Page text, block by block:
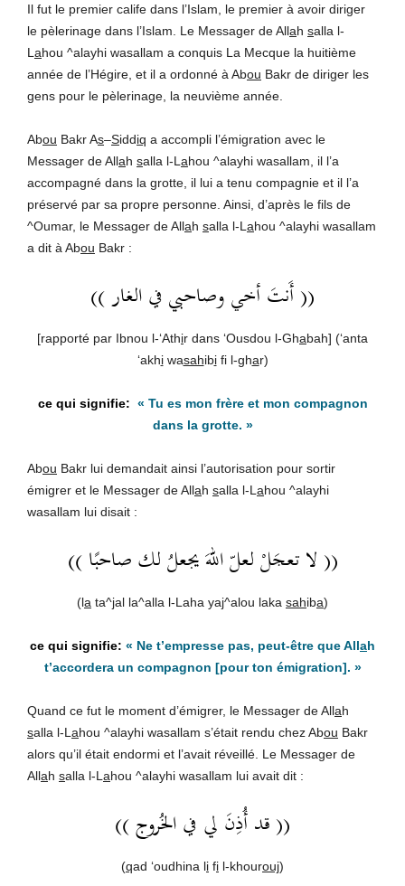
Il fut le premier calife dans l’Islam, le premier à avoir diriger
le pèlerinage dans l’Islam. Le Messager de Allah salla l-
L ahou ^alayhi wasallam a conquis La Mecque la huitième
année de l’Hégire, et il a ordonné à Abou Bakr de diriger les
gens pour le pèlerinage, la neuvième année.
Abou Bakr As–Siddiq a accompli l’émigration avec le
Messager de Allah salla l-L ahou ^alayhi wasallam, il l’a
accompagné dans la grotte, il lui a tenu compagnie et il l’a
préservé par sa propre personne. Ainsi, d’après le fils de
^Oumar, le Messager de Allah salla l-L ahou ^alayhi wasallam
a dit à Abou Bakr :
(( أَنتَ أخي وصاحبي في الغار ))
[rapporté par Ibnou l-‘Athir dans ‘Ousdou l-Ghabah] (‘anta
‘akhiwasahibifi l-ghar)
« Tu es mon frère et mon compagnon
dans la grotte. »
Abou Bakr lui demandait ainsi l’autorisation pour sortir
émigrer et le Messager de Allah salla l-L ahou ^alayhi
wasallam lui disait :
(( لا تعجَلْ لعلّ اللهَ يجعلُ لك صاحبًا ))
(la ta^jal la^alla l-Laha yaj^alou laka sahiba)
« Ne t’empresse pas, peut-être queAllah
t’accordera un compagnon [pour ton émigration]. »
Quand ce fut le moment d’émigrer, le Messager de Allah
salla l-L ahou ^alayhi wasallam s’était rendu chez Abou Bakr
alors qu’il était endormi et l’avait réveillé. Le Messager de
Allah salla l-L ahou ^alayhi wasallam lui avait dit :
(( قد أُذِنَ لي في الخُروج ))
(qad ‘oudhina li fi l-khourouj)